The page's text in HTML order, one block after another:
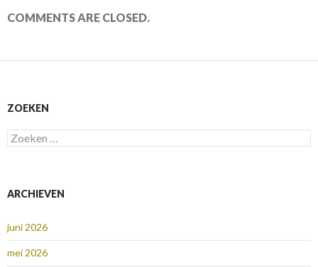
COMMENTS ARE CLOSED.
ZOEKEN
Zoeken
naar:
ARCHIEVEN
juni 2026
mei 2026